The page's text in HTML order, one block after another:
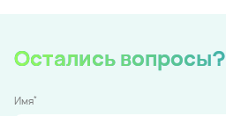
Остались вопросы?
Имя*